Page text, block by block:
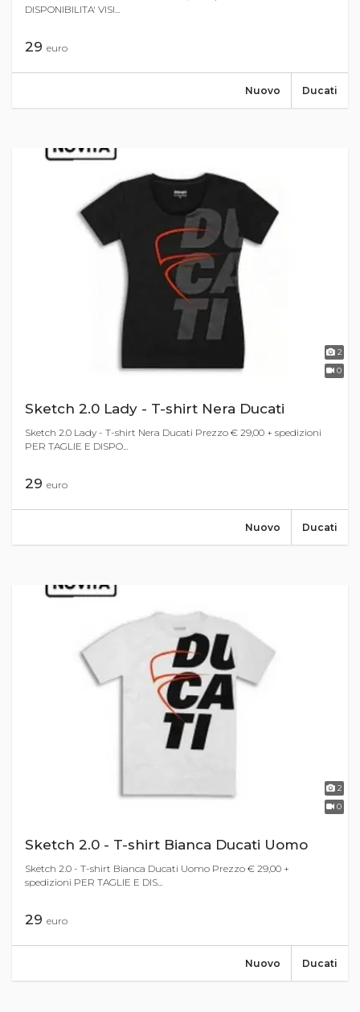
DISPONIBILITA' VISI...
29 euro
Ducati
Nuovo
2
0
Sketch 2.0 Lady - T-shirt Nera Ducati
Sketch 2.0 Lady - T-shirt Nera Ducati Prezzo € 29,00 + spedizioni
PER TAGLIE E DISPO...
29 euro
Ducati
Nuovo
2
0
Sketch 2.0 - T-shirt Bianca Ducati Uomo
Sketch 2.0 - T-shirt Bianca Ducati Uomo Prezzo € 29,00 +
spedizioni PER TAGLIE E DIS...
29 euro
Ducati
Nuovo